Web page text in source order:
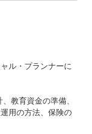
ル・プランナーに
教育資金の準備、
用の方法、保険の